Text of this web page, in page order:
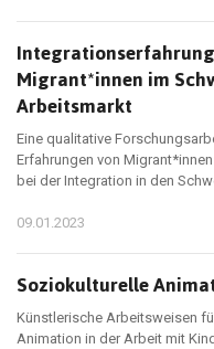
Migrant*innen im
Arbeitsmarkt
Eine qualitative
Erfahrungen von
bei der Integration in den
09.01.2023
Soziokulturelle
Künstlerische Arbeitsweisen
Animation in der Arbeit mit